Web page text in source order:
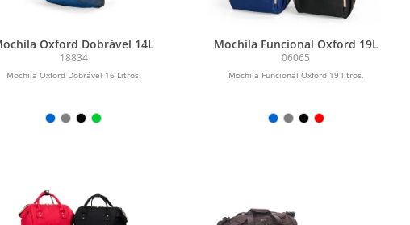
Oxford Dobrável 14L
18834
Mochila Oxford Dobrável 16 Litros.
Mochila Funcional Oxford 19L
06065
Mochila Funcional Oxford 19 litros.